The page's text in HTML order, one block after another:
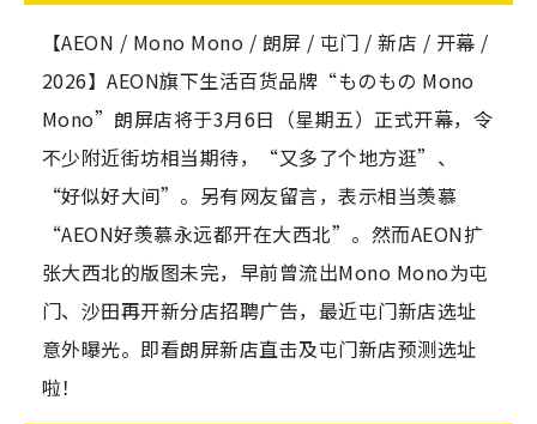
【AEON / Mono Mono / 朗屏 / 屯门 / 新店 / 开幕 /
2026】AEON旗下生活百货品牌“ものもの Mono
Mono”朗屏店将于3月6日（星期五）正式开幕，令
不少附近街坊相当期待，“又多了个地方逛”、
“好似好大间”。另有网友留言，表示相当羡慕
“AEON好羡慕永远都开在大西北”。然而AEON扩
张大西北的版图未完，早前曾流出Mono Mono为屯
门、沙田再开新分店招聘广告，最近屯门新店选址
意外曝光。即看朗屏新店直击及屯门新店预测选址
啦！